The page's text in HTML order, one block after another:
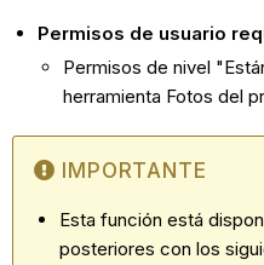
Permisos de usuario
Permisos de nivel
herramienta Fotos del
IMPORTANTE
Esta función está
posteriores con los